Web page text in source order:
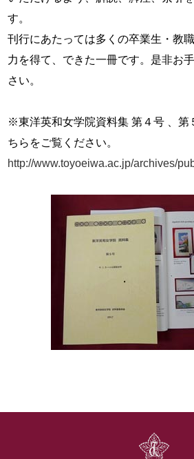
す。
刊行にあたっては多くの卒業生・教
力を得て、できた一冊です。是非お
さい。
※東洋英和女学院資料集 第４号 、第
ちらをご覧ください。
http://www.toyoeiwa.ac.jp/archives/